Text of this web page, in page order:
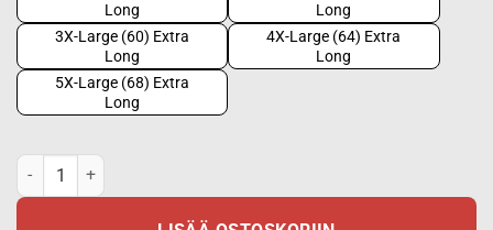
Long
Long
3X-Large (60) Extra
Long
4X-Large (64) Extra
Long
5X-Large (68) Extra
Long
Taktinen 112-haalari määrä